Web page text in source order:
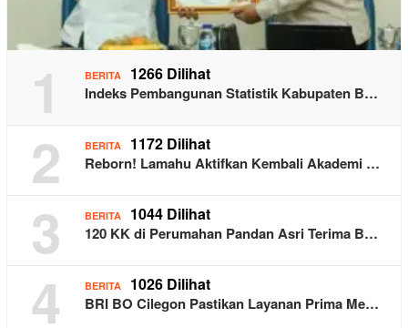
1 BERITA 1266 Dilihat
Indeks Pembangunan Statistik Kabupaten B…
2 BERITA 1172 Dilihat
Reborn! Lamahu Aktifkan Kembali Akademi …
3 BERITA 1044 Dilihat
120 KK di Perumahan Pandan Asri Terima B…
4 BERITA 1026 Dilihat
BRI BO Cilegon Pastikan Layanan Prima Me…